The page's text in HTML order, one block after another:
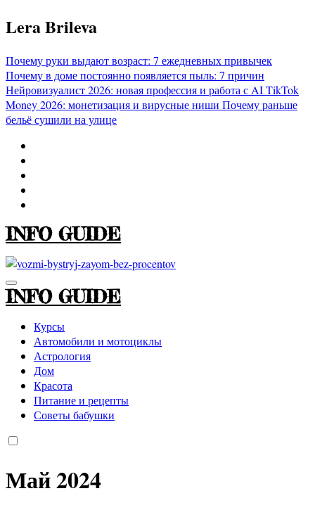
Перейти
к
Lera Brileva
Почему руки выдают возраст: 7 ежедневных привычек
Почему в доме постоянно появляется пыль: 7 причин
Нейровизуалист 2026: новая профессия и работа с AITikTok
Money 2026: монетизация и вирусные ниши Почему раньше
бельё сушили на улице
INFO GUIDE
INFO GUIDE
Курсы
Автомобили и мотоциклы
Астрология
Дом
Красота
Питание и рецепты
Советы бабушки
Май 2024